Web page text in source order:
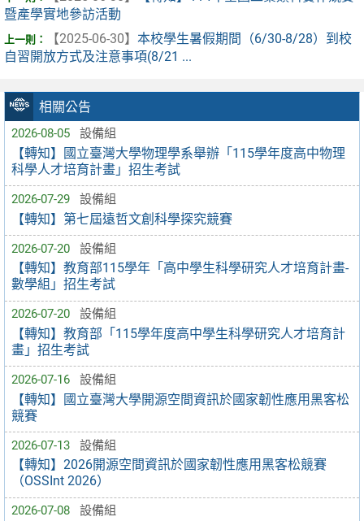
相關公告
2026-08-05 設備組
【轉知】國立臺灣大學物理學系舉辦「115學年度高中物理
科學人才培育計畫」招生考試
2026-07-29 設備組
【轉知】第七屆遠哲文創科學探究競賽
2026-07-20 設備組
【轉知】教育部115學年「高中學生科學研究人才培育計畫-
數學組」招生考試
2026-07-20 設備組
【轉知】教育部「115學年度高中學生科學研究人才培育計
畫」招生考試
2026-07-16 設備組
【轉知】國立臺灣大學開源空間資訊於國家韌性應用黑客松
競賽
2026-07-13 設備組
【轉知】2026開源空間資訊於國家韌性應用黑客松競賽
（OSSInt 2026）
2026-07-08 設備組
暨產學實地參訪活動
【2025-06-30】 本校學生暑假期間（6/30-8/28）到校
自習開放方式及注意事項(8/21 ...